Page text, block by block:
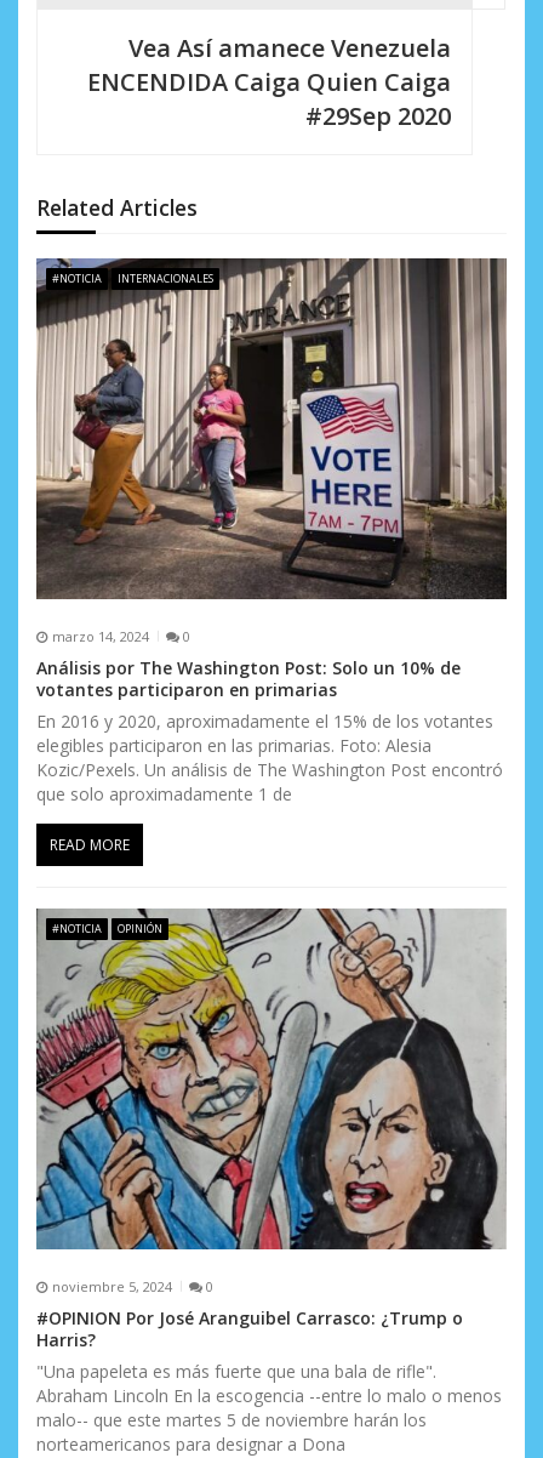
n
d
e
e
n
t
r
a
d
a
s
Vea Así amanece Venezuela
ENCENDIDA Caiga Quien Caiga
#29Sep 2020
Related Articles
#NOTICIA INTERNACIONALES
marzo 14, 2024 0
Análisis por The Washington Post: Solo un 10% de
votantes participaron en primarias
En 2016 y 2020, aproximadamente el 15% de los votantes
elegibles participaron en las primarias. Foto: Alesia
Kozic/Pexels. Un análisis de The Washington Post encontró
que solo aproximadamente 1 de
READ MORE
#NOTICIA OPINIÓN
noviembre 5, 2024 0
#OPINION Por José Aranguibel Carrasco: ¿Trump o
Harris?
"Una papeleta es más fuerte que una bala de rifle".
Abraham Lincoln En la escogencia --entre lo malo o menos
malo-- que este martes 5 de noviembre harán los
norteamericanos para designar a Dona